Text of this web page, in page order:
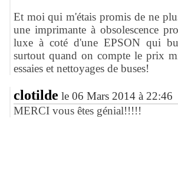
Et moi qui m'étais promis de ne
une imprimante à obsolescence
luxe à coté d'une EPSON qui
surtout quand on compte le prix
essaies et nettoyages de buses!
clotilde le 06 Mars 2014 à 22:46
MERCI vous êtes génial!!!!!